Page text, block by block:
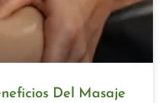
Del Masaje